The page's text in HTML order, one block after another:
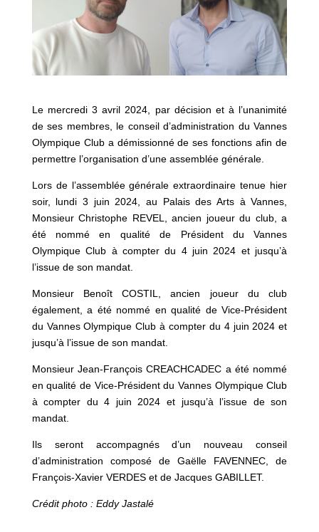
Le mercredi 3 avril 2024, par décision et à l’unanimité
de ses membres, le conseil d’administration du Vannes
Olympique Club a démissionné de ses fonctions afin de
permettre l’organisation d’une assemblée générale.
Lors de l’assemblée générale extraordinaire tenue hier
soir, lundi 3 juin 2024, au Palais des Arts à Vannes,
Monsieur Christophe REVEL, ancien joueur du club, a
été nommé en qualité de Président du Vannes
Olympique Club à compter du 4 juin 2024 et jusqu’à
l’issue de son mandat.
Monsieur Benoît COSTIL, ancien joueur du club
également, a été nommé en qualité de Vice-Président
du Vannes Olympique Club à compter du 4 juin 2024 et
jusqu’à l’issue de son mandat.
Monsieur Jean-François CREACHCADEC a été nommé
en qualité de Vice-Président du Vannes Olympique Club
à compter du 4 juin 2024 et jusqu’à l’issue de son
mandat.
Ils seront accompagnés d’un nouveau conseil
d’administration composé de Gaëlle FAVENNEC, de
François-Xavier VERDES et de Jacques GABILLET.
Crédit photo : Eddy Jastalé